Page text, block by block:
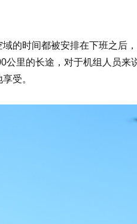
的时间都被安排在下班之后
公里的长途，对于机组人员来
受。